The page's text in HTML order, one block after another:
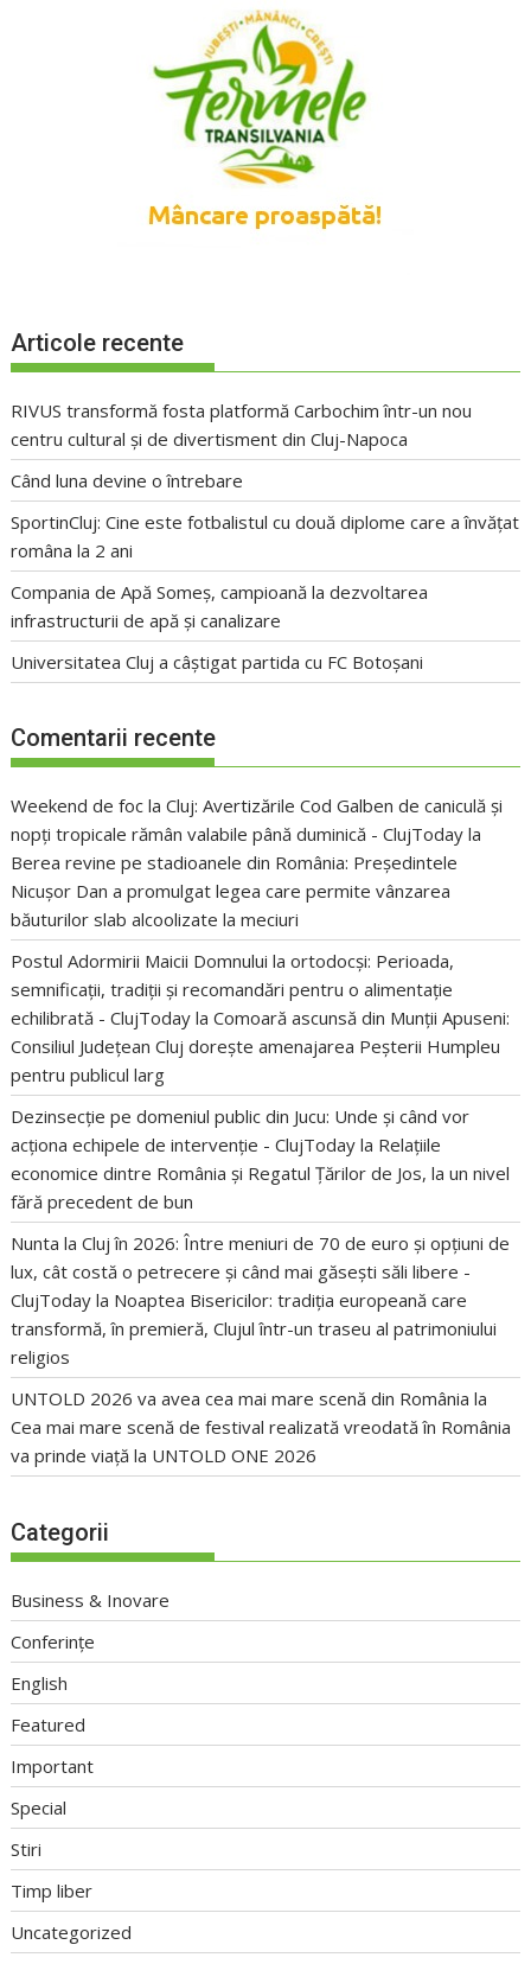
Articole recente
RIVUS transformă fosta platformă Carbochim într-un nou
centru cultural și de divertisment din Cluj-Napoca
Când luna devine o întrebare
SportinCluj: Cine este fotbalistul cu două diplome care a învățat
româna la 2 ani
Compania de Apă Someș, campioană la dezvoltarea
infrastructurii de apă și canalizare
Universitatea Cluj a câștigat partida cu FC Botoșani
Comentarii recente
Weekend de foc la Cluj: Avertizările Cod Galben de caniculă și
nopți tropicale rămân valabile până duminică - ClujToday la
Berea revine pe stadioanele din România: Președintele
Nicușor Dan a promulgat legea care permite vânzarea
băuturilor slab alcoolizate la meciuri
Postul Adormirii Maicii Domnului la ortodocși: Perioada,
semnificații, tradiții și recomandări pentru o alimentație
echilibrată - ClujToday laComoară ascunsă din Munții Apuseni:
Consiliul Județean Cluj dorește amenajarea Peșterii Humpleu
pentru publicul larg
Dezinsecție pe domeniul public din Jucu: Unde și când vor
acționa echipele de intervenție - ClujToday la Relațiile
economice dintre România și Regatul Țărilor de Jos, la un nivel
fără precedent de bun
Nunta la Cluj în 2026: Între meniuri de 70 de euro și opțiuni de
lux, cât costă o petrecere și când mai găsești săli libere -
ClujToday la Noaptea Bisericilor: tradiția europeană care
transformă, în premieră, Clujul într-un traseu al patrimoniului
religios
UNTOLD 2026 va avea cea mai mare scenă din România la
Cea mai mare scenă de festival realizată vreodată în România
va prinde viață la UNTOLD ONE 2026
Categorii
Business & Inovare
Conferințe
English
Featured
Important
Special
Stiri
Timp liber
Uncategorized